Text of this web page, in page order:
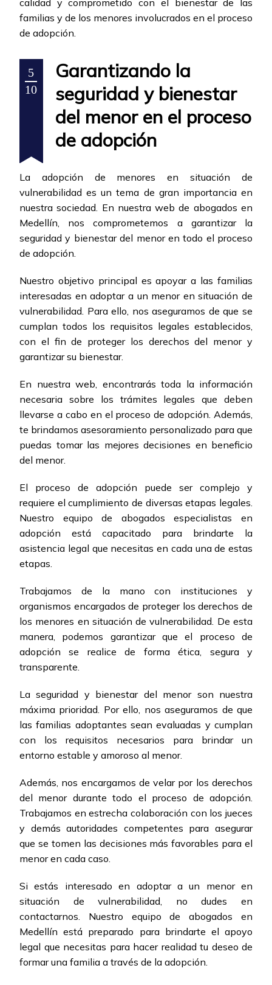
calidad y comprometido con el bienestar de las
familias y de los menores involucrados en el proceso
de adopción.
5
10
Garantizando la
seguridad y bienestar
del menor en el proceso
de adopción
La adopción de menores en situación de
vulnerabilidad es un tema de gran importancia en
nuestra sociedad. En nuestra web de abogados en
Medellín, nos comprometemos a garantizar la
seguridad y bienestar del menor en todo el proceso
de adopción.
Nuestro objetivo principal es apoyar a las familias
interesadas en adoptar a un menor en situación de
vulnerabilidad. Para ello, nos aseguramos de que se
cumplan todos los requisitos legales establecidos,
con el fin de proteger los derechos del menor y
garantizar su bienestar.
En nuestra web, encontrarás toda la información
necesaria sobre los trámites legales que deben
llevarse a cabo en el proceso de adopción. Además,
te brindamos asesoramiento personalizado para que
puedas tomar las mejores decisiones en beneficio
del menor.
El proceso de adopción puede ser complejo y
requiere el cumplimiento de diversas etapas legales.
Nuestro equipo de abogados especialistas en
adopción está capacitado para brindarte la
asistencia legal que necesitas en cada una de estas
etapas.
Trabajamos de la mano con instituciones y
organismos encargados de proteger los derechos de
los menores en situación de vulnerabilidad. De esta
manera, podemos garantizar que el proceso de
adopción se realice de forma ética, segura y
transparente.
La seguridad y bienestar del menor son nuestra
máxima prioridad. Por ello, nos aseguramos de que
las familias adoptantes sean evaluadas y cumplan
con los requisitos necesarios para brindar un
entorno estable y amoroso al menor.
Además, nos encargamos de velar por los derechos
del menor durante todo el proceso de adopción.
Trabajamos en estrecha colaboración con los jueces
y demás autoridades competentes para asegurar
que se tomen las decisiones más favorables para el
menor en cada caso.
Si estás interesado en adoptar a un menor en
situación de vulnerabilidad, no dudes en
contactarnos. Nuestro equipo de abogados en
Medellín está preparado para brindarte el apoyo
legal que necesitas para hacer realidad tu deseo de
formar una familia a través de la adopción.